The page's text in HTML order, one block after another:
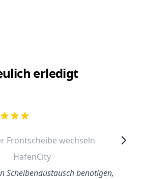
erledigt
5 stars
Frontscheibe wechseln
HafenCity
Scheibenaustausch benötigen,